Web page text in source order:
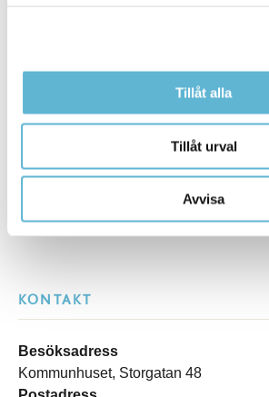
Tillåt alla
Tillåt urval
Avvisa
KONTAKT
Besöksadress
Kommunhuset, Storgatan 48